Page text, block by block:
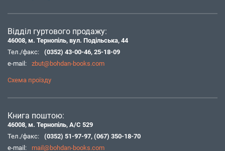
Відділ гуртового продажу:
46008, м. Тернопіль, вул. Подільська, 44
Тел./факс:
(0352) 43-00-46, 25-18-09
e-mail:
zbut@bohdan-books.com
Схема проїзду
Книга поштою:
46008, м. Тернопіль, А/С 529
Тел./факс:
(0352) 51-97-97, (067) 350-18-70
e-mail:
mail@bohdan-books.com